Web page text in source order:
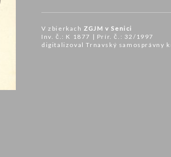
V zbierkachZGJM v Senici
Inv. č.: K 1877 | Prír. č.: 32/1997
digitalizoval Trnavský samosprávny